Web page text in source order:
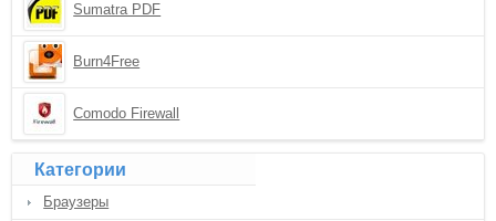
Sumatra PDF
Burn4Free
Comodo Firewall
Категории
Браузеры